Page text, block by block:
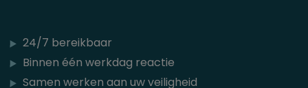
24/7 bereikbaar
Binnen één werkdag reactie
Samen werken aan uw veiligheid